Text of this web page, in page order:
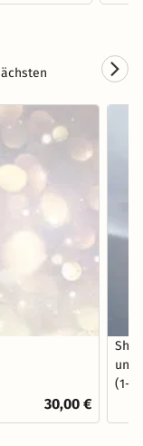
30,00 €
und
(1-3